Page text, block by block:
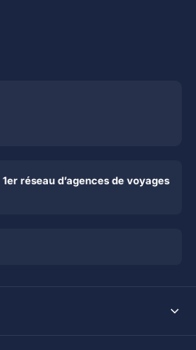
1er réseau d’agences de voyages